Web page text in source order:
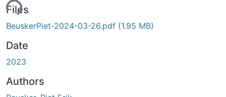
Files
BeuskerPiet-2024-03-26.pdf (1.95 MB)
Date
2023
Authors